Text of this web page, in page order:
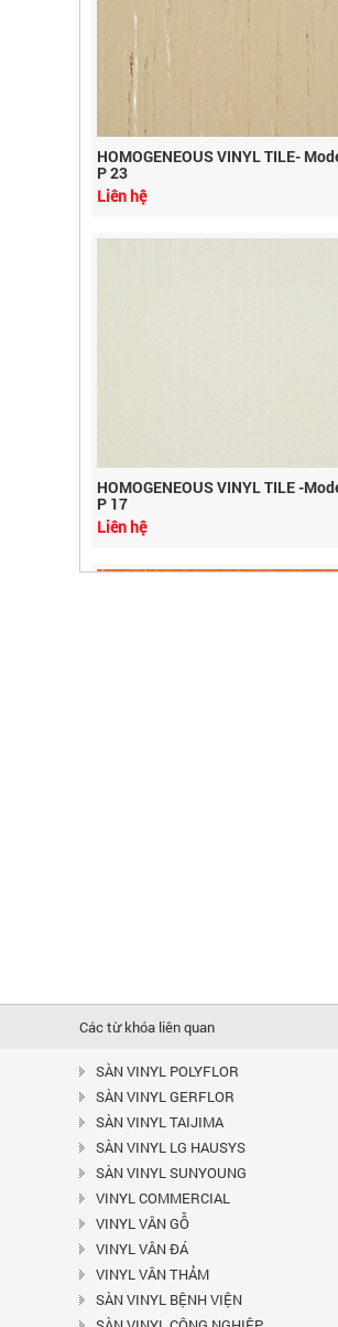
HOMOGENEOUS VINYL TILE- Model
P 23
Liên hệ
P 17
Liên hệ
HOMOGENEOUS VINYL TILE -
Model P 12
Liên hệ
Các từ khóa liên quan
SÀN VINYL POLYFLOR
SÀN VINYL GERFLOR
SÀN VINYL TAIJIMA
SÀN VINYL LG HAUSYS
SÀN VINYL SUNYOUNG
VINYL COMMERCIAL
VINYL VÂN GỖ
VINYL VÂN ĐÁ
VINYL VÂN THẢM
SÀN VINYL BỆNH VIỆN